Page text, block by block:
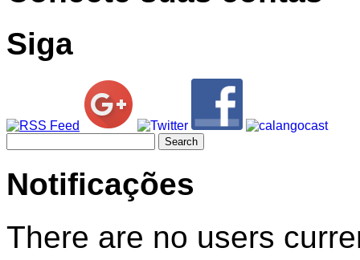
Siga
for:
Notificações
There are no users